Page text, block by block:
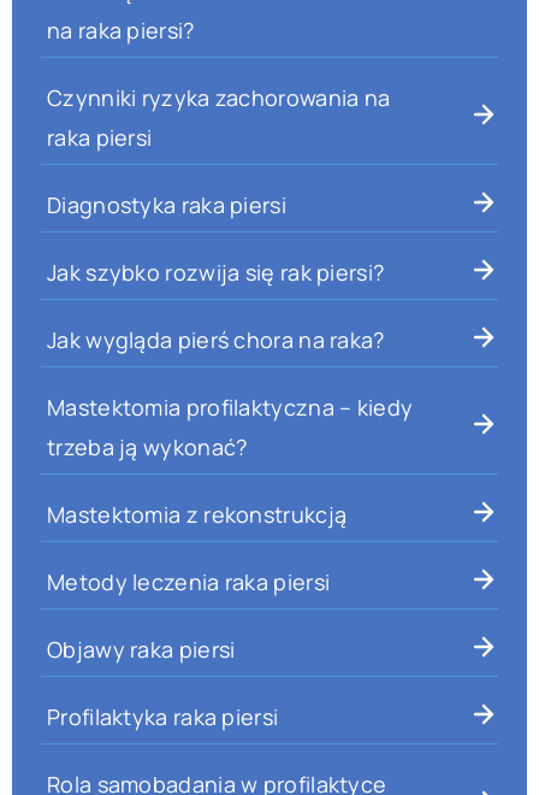
na raka piersi?
Czynniki ryzyka zachorowania na
raka piersi
Diagnostyka raka piersi
Jak szybko rozwija się rak piersi?
Jak wygląda pierś chora na raka?
Mastektomia profilaktyczna – kiedy
trzeba ją wykonać?
Mastektomia z rekonstrukcją
Metody leczenia raka piersi
Objawy raka piersi
Profilaktyka raka piersi
Rola samobadania w profilaktyce